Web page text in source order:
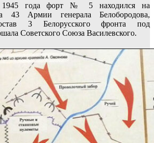
1945 года форт № 5 находился на
43 Армии генерала Белобородова,
3 Белорусского фронта под
Советского Союза Василевского.